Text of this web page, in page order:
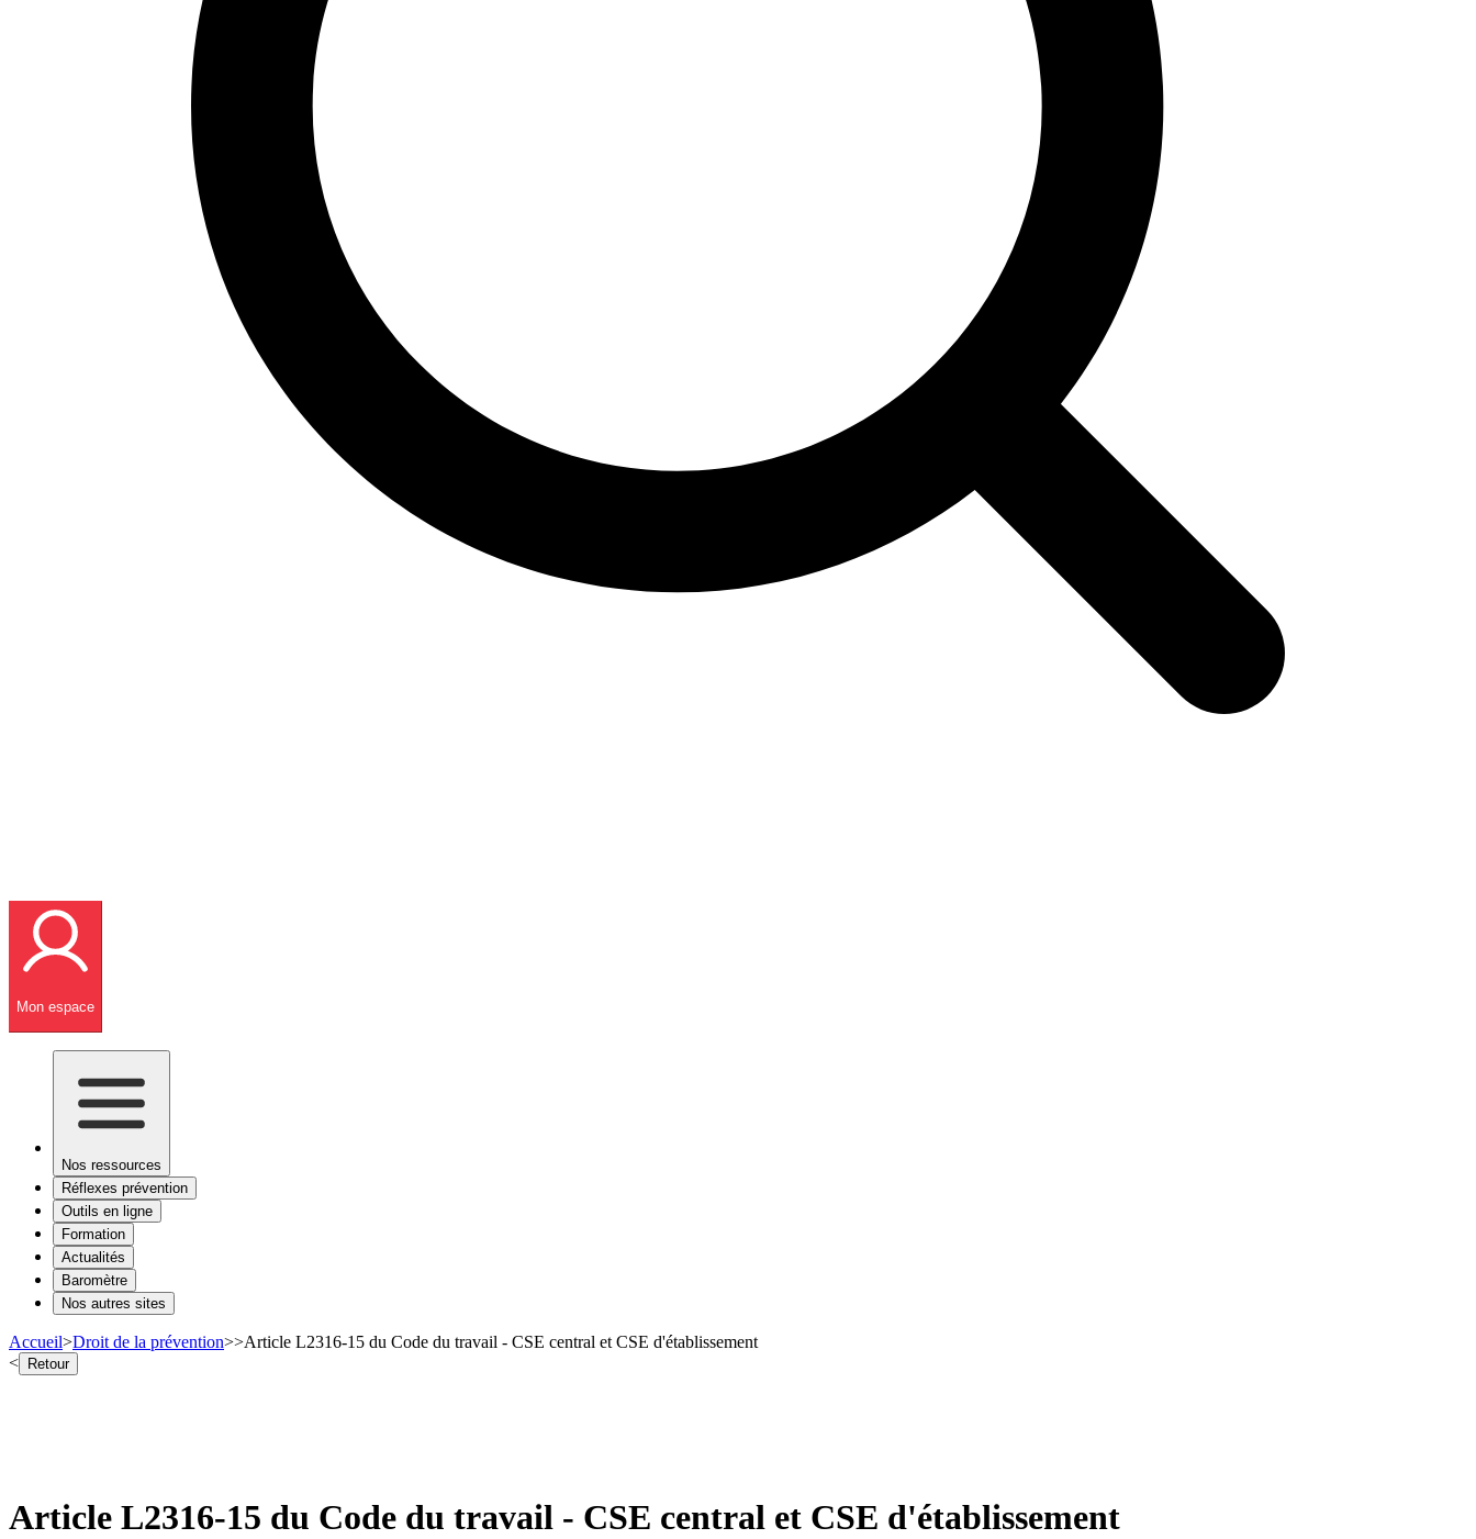
Mon espace
Nos ressources
Réflexes prévention
Outils en ligne
Formation
Actualités
Baromètre
Nos autres sites
Accueil>Droit de la prévention>>Article L2316-15 du Code du travail - CSE central et CSE d'établissement
< Retour
Article L2316-15 du Code du travail - CSE central et CSE d'établissement